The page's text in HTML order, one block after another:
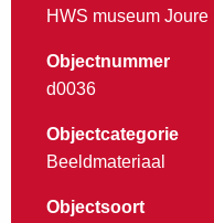
HWS museum Joure
Objectnummer
d0036
Objectcategorie
Beeldmateriaal
Objectsoort